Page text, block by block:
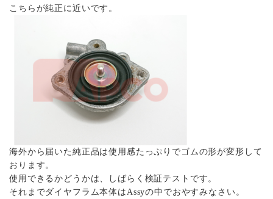
こちらが純正に近いです。
海外から届いた純正品は使用感たっぷりでゴムの形が変形して
おります。
使用できるかどうかは、しばらく検証テストです。
それまでダイヤフラム本体はAssyの中でおやすみなさい。